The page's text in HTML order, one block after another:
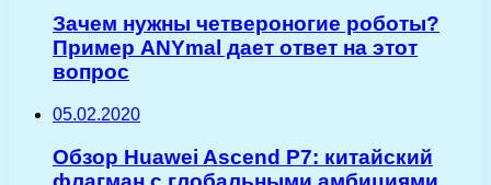
Зачем нужны четвероногие роботы?
Пример ANYmal дает ответ на этот
вопрос
05.02.2020
Обзор Huawei Ascend P7: китайский